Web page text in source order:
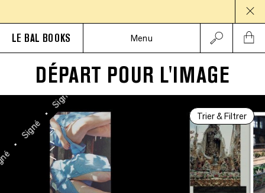
LE BAL BOOKS Menu
DÉPART POUR L'IMAGE
Trier & Filtrer
•
Signé
•
Signé
•
Signé
•
Signé
•